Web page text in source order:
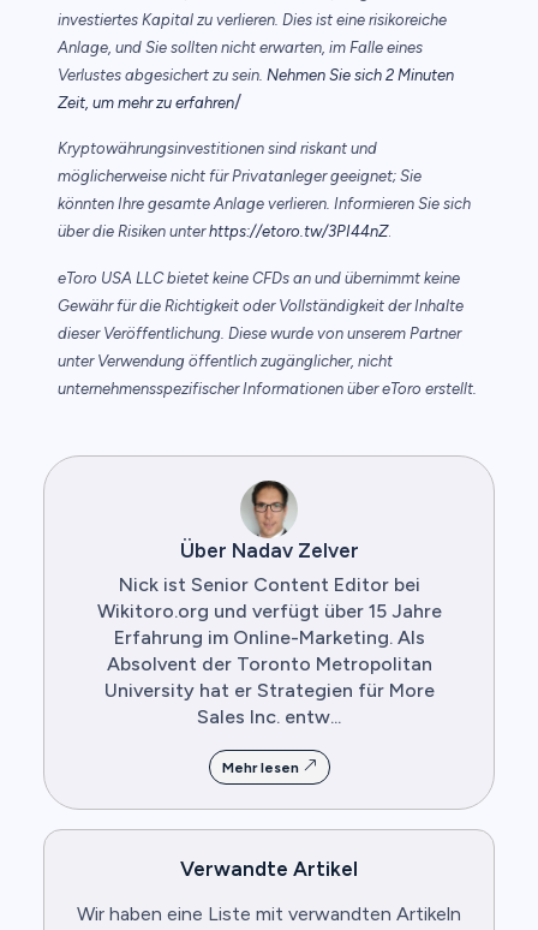
investiertes Kapital zu verlieren. Dies ist eine risikoreiche
Anlage, und Sie sollten nicht erwarten, im Falle eines
Verlustes abgesichert zu sein. Nehmen Sie sich 2 Minuten
Zeit, um mehr zu erfahren/
Kryptowährungsinvestitionen sind riskant und
möglicherweise nicht für Privatanleger geeignet; Sie
könnten Ihre gesamte Anlage verlieren. Informieren Sie sich
über die Risiken unter https://etoro.tw/3PI44nZ.
eToro USA LLC bietet keine CFDs an und übernimmt keine
Gewähr für die Richtigkeit oder Vollständigkeit der Inhalte
dieser Veröffentlichung. Diese wurde von unserem Partner
unter Verwendung öffentlich zugänglicher, nicht
unternehmensspezifischer Informationen über eToro erstellt.
Über Nadav Zelver
Nick ist Senior Content Editor bei
Wikitoro.org und verfügt über 15 Jahre
Erfahrung im Online-Marketing. Als
Absolvent der Toronto Metropolitan
University hat er Strategien für More
Sales Inc. entw...
Mehr lesen
Verwandte Artikel
Wir haben eine Liste mit verwandten Artikeln